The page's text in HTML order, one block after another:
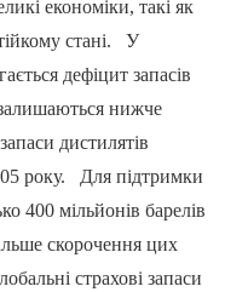
економіки, такі як
стані. У
дефіцит запасів
нижче
дистилятів
року. Для підтримки
400 мільйонів барелів
скорочення цих
страхові запаси